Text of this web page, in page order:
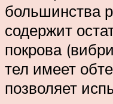
большинства
содержит
покрова
тел имеет
позволяет